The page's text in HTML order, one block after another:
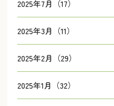
2025年7月（17）
2025年3月（11）
2025年2月（29）
2025年1月（32）